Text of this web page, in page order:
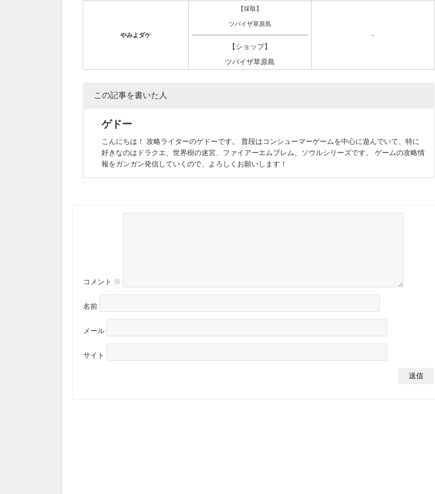
やみよダケ
【採取】
ツバイザ草原島
【ショップ】
ツバイザ草原島
-
この記事を書いた人
ゲドー
こんにちは！ 攻略ライターのゲドーです。 普段はコンシューマーゲームを中心に遊んでいて、特に
好きなのはドラクエ、世界樹の迷宮、ファイアーエムブレム、ソウルシリーズです。 ゲームの攻略情
報をガンガン発信していくので、よろしくお願いします！
コメント ※
名前
メール
サイト